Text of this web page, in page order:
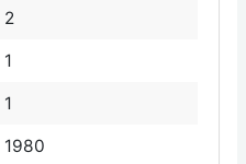
2
1
1
1980